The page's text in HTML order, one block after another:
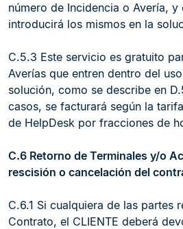
número de Incidencia o Avería, y
introducirá los mismos en la
C.5.3 Este servicio es gratuito
Averías que entren dentro del
solución, como se describe en
casos, se facturará según la
de HelpDesk por fracciones de
C.6 Retorno de Terminales y/o
rescisión o cancelación del
C.6.1 Si cualquiera de las partes
Contrato, el CLIENTE deberá